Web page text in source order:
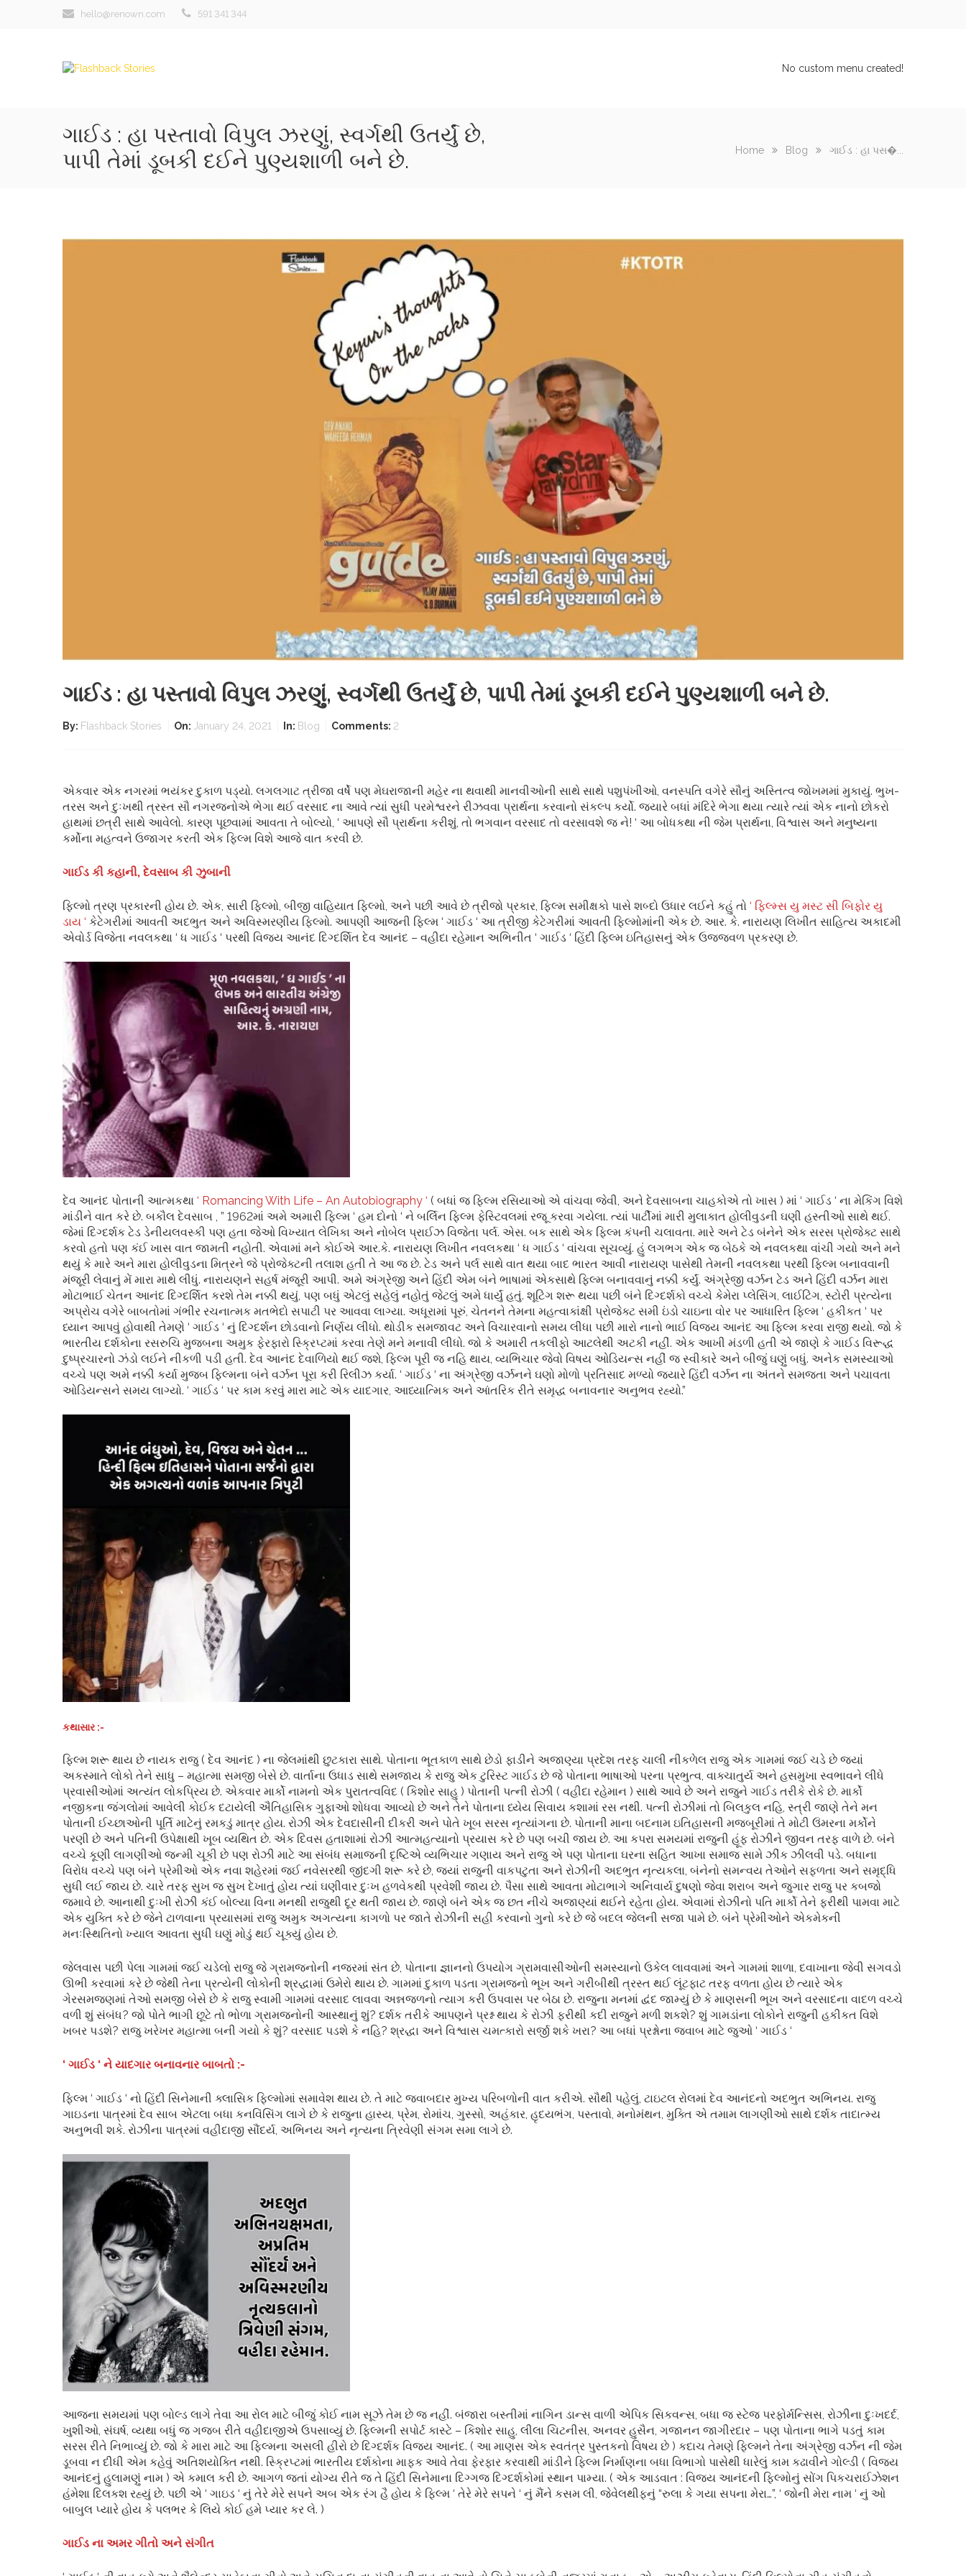
hello@renown.com 591 341 344
No custom menu created!
ગાઈડ : હા પસ્તાવો વિપુલ ઝરણું, સ્વર્ગથી ઉતર્યું છે,
પાપી તેમાં ડૂબકી દઈને પુણ્યશાળી બને છે.
Home Blog ગાઈડ : હા પસ�...
ગાઈડ : હા પસ્તાવો વિપુલ ઝરણું, સ્વર્ગથી ઉતર્યું છે, પાપી તેમાં ડૂબકી દઈને પુણ્યશાળી બને છે.
By: Flashback Stories On: January 24, 2021 In: Blog Comments: 2
એકવાર એક નગરમાં ભયંકર દુકાળ પડ્યો. લગલગાટ ત્રીજા વર્ષે પણ મેઘરાજાની મહેર ના થવાથી માનવીઓની સાથે સાથે પશુપંખીઓ, વનસ્પતિ વગેરે સૌનું અસ્તિત્વ જોખમમાં મુકાયું. ભુખ-
તરસ અને દુઃખથી ત્રસ્ત સૌ નગરજનોએ ભેગા થઈ વરસાદ ના આવે ત્યાં સુધી પરમેશ્વરને રીઝવવા પ્રાર્થના કરવાનો સંકલ્પ કર્યો. જ્યારે બધાં મંદિરે ભેગા થયા ત્યારે ત્યાં એક નાનો છોકરો
હાથમાં છત્રી સાથે આવેલો. કારણ પૂછવામાં આવતા તે બોલ્યો, ‘ આપણે સૌ પ્રાર્થના કરીશું, તો ભગવાન વરસાદ તો વરસાવશે જ ને! ‘ આ બોધકથા ની જેમ પ્રાર્થના, વિશ્વાસ અને મનુષ્યના
કર્મોના મહત્વને ઉજાગર કરતી એક ફિલ્મ વિશે આજે વાત કરવી છે.
ગાઈડ કી કહાની, દેવસાબ કી ઝુબાની
ફિલ્મો ત્રણ પ્રકારની હોય છે. એક, સારી ફિલ્મો, બીજી વાહિયાત ફિલ્મો, અને પછી આવે છે ત્રીજો પ્રકાર, ફિલ્મ સમીક્ષકો પાસે શબ્દો ઉધાર લઈને કહું તો ‘ ફિલ્મ્સ યુ મસ્ટ સી બિફોર યુ
ડાય ‘ કેટેગરીમાં આવતી અદભુત અને અવિસ્મરણીય ફિલ્મો. આપણી આજની ફિલ્મ ‘ ગાઈડ ‘ આ ત્રીજી કેટેગરીમાં આવતી ફિલ્મોમાંની એક છે. આર. કે. નારાયણ લિખીત સાહિત્ય અકાદમી
એવોર્ડ વિજેતા નવલકથા ‘ ધ ગાઈડ ‘ પરથી વિજય આનંદ દિગ્દર્શિત દેવ આનંદ – વહીદા રહેમાન અભિનીત ‘ ગાઈડ ‘ હિંદી ફિલ્મ ઇતિહાસનું એક ઉજ્જવળ પ્રકરણ છે.
દેવ આનંદ પોતાની આત્મકથા ‘ Romancing With Life – An Autobiography ‘ ( બધાં જ ફિલ્મ રસિયાઓ એ વાંચવા જેવી, અને દેવસાબના ચાહકોએ તો ખાસ ) માં ‘ ગાઈડ ‘ ના મેકિંગ વિશે
માંડીને વાત કરે છે. બકૌલ દેવસાબ , ” 1962માં અમે અમારી ફિલ્મ ‘ હમ દોનો ‘ ને બર્લિન ફિલ્મ ફેસ્ટિવલમાં રજૂ કરવા ગયેલા. ત્યાં પાર્ટીમાં મારી મુલાકાત હોલીવુડની ઘણી હસ્તીઓ સાથે થઈ.
જેમાં દિગ્દર્શક ટેડ ડેનીયલવસ્કી પણ હતા જેઓ વિખ્યાત લેખિકા અને નોબેલ પ્રાઈઝ વિજેતા પર્લ. એસ. બક સાથે એક ફિલ્મ કંપની ચલાવતા. મારે અને ટેડ બંનેને એક સરસ પ્રોજેક્ટ સાથે
કરવો હતો પણ કંઈ ખાસ વાત જામતી નહોતી. એવામાં મને કોઈએ આર.કે. નારાયણ લિખીત નવલકથા ‘ ધ ગાઈડ ‘ વાંચવા સૂચવ્યું. હું લગભગ એક જ બેઠકે એ નવલકથા વાંચી ગયો અને મને
થયું કે મારે અને મારા હોલીવુડના મિત્રને જે પ્રોજેક્ટની તલાશ હતી તે આ જ છે. ટેડ અને પર્લ સાથે વાત થયા બાદ ભારત આવી નારાયણ પાસેથી તેમની નવલકથા પરથી ફિલ્મ બનાવવાની
મંજૂરી લેવાનું મેં મારા માથે લીધું. નારાયણને સહર્ષ મંજૂરી આપી. અમે અંગ્રેજી અને હિંદી એમ બંને ભાષામાં એકસાથે ફિલ્મ બનાવવાનું નક્કી કર્યું. અંગ્રેજી વર્ઝન ટેડ અને હિંદી વર્ઝન મારા
મોટાભાઈ ચેતન આનંદ દિગ્દર્શિત કરશે તેમ નક્કી થયું, પણ બધું એટલું સહેલું નહોતું જેટલું અમે ધાર્યું હતું. શૂટિંગ શરૂ થયા પછી બંને દિગ્દર્શકો વચ્ચે કેમેરા પ્લેસિંગ, લાઈટિંગ, સ્ટોરી પ્રત્યેના
અપ્રોચ વગેરે બાબતોમાં ગંભીર રચનાત્મક મતભેદો સપાટી પર આવવા લાગ્યા. અધૂરામાં પૂરું, ચેતનને તેમના મહત્વાકાંક્ષી પ્રોજેક્ટ સમી ઇંડો ચાઇના વોર પર આધારિત ફિલ્મ ‘ હકીકત ‘ પર
ધ્યાન આપવું હોવાથી તેમણે ‘ ગાઈડ ‘ નું દિગ્દર્શન છોડવાનો નિર્ણય લીધો. થોડીક સમજાવટ અને વિચારવાનો સમય લીધા પછી મારો નાનો ભાઈ વિજય આનંદ આ ફિલ્મ કરવા રાજી થયો. જો કે
ભારતીય દર્શકોના રસરુચિ મુજબના અમુક ફેરફારો સ્ક્રિપ્ટમાં કરવા તેણે મને મનાવી લીધો. જો કે અમારી તકલીફો આટલેથી અટકી નહીં. એક આખી મંડળી હતી એ જાણે કે ગાઈડ વિરૂદ્ધ
દુષ્પ્રચારનો ઝંડો લઈને નીકળી પડી હતી. દેવ આનંદ દેવાળિયો થઈ જશે, ફિલ્મ પૂરી જ નહિ થાય, વ્યભિચાર જેવો વિષય ઓડિયન્સ નહીં જ સ્વીકારે અને બીજું ઘણું બધું. અનેક સમસ્યાઓ
વચ્ચે પણ અમે નક્કી કર્યા મુજબ ફિલ્મના બંને વર્ઝન પૂરા કરી રિલીઝ કર્યા. ‘ ગાઈડ ‘ ના અંગ્રેજી વર્ઝનને ઘણો મોળો પ્રતિસાદ મળ્યો જ્યારે હિંદી વર્ઝન ના અંતને સમજતા અને પચાવતા
ઓડિયન્સને સમય લાગ્યો. ‘ ગાઈડ ‘ પર કામ કરવું મારા માટે એક યાદગાર, આધ્યાત્મિક અને આંતરિક રીતે સમૃદ્ધ બનાવનાર અનુભવ રહ્યો.”
કથાસાર :-
ફિલ્મ શરૂ થાય છે નાયક રાજુ ( દેવ આનંદ ) ના જેલમાંથી છુટકારા સાથે. પોતાના ભૂતકાળ સાથે છેડો ફાડીને અજાણ્યા પ્રદેશ તરફ ચાલી નીકળેલ રાજુ એક ગામમાં જઈ ચડે છે જ્યાં
અકસ્માતે લોકો તેને સાધુ – મહાત્મા સમજી બેસે છે. વાર્તાના ઉધાડ સાથે સમજાય કે રાજુ એક ટુરિસ્ટ ગાઈડ છે જે પોતાના ભાષાઓ પરના પ્રભુત્વ, વાક્ચાતુર્ય અને હસમુખા સ્વભાવને લીધે
પ્રવાસીઓમાં અત્યંત લોકપ્રિય છે. એકવાર માર્કો નામનો એક પુરાતત્વવિદ ( કિશોર સાહુ ) પોતાની પત્ની રોઝી ( વહીદા રહેમાન ) સાથે આવે છે અને રાજુને ગાઈડ તરીકે રોકે છે. માર્કો
નજીકના જંગલોમાં આવેલી કોઈક દટાયેલી ઐતિહાસિક ગુફાઓ શોધવા આવ્યો છે અને તેને પોતાના ધ્યેય સિવાય કશામાં રસ નથી. પત્ની રોઝીમાં તો બિલકુલ નહિ, સ્ત્રી જાણે તેને મન
પોતાની ઈચ્છાઓની પૂર્તિ માટેનું રમકડું માત્ર હોય. રોઝી એક દેવદાસીની દીકરી અને પોતે ખૂબ સરસ નૃત્યાંગના છે. પોતાની માના બદનામ ઇતિહાસની મજબૂરીમાં તે મોટી ઉંમરના મર્કોને
પરણી છે અને પતિની ઉપેક્ષાથી ખૂબ વ્યથિત છે. એક દિવસ હતાશામાં રોઝી આત્મહત્યાનો પ્રયાસ કરે છે પણ બચી જાય છે. આ કપરા સમયમાં રાજુની હૂંફ રોઝીને જીવન તરફ વાળે છે. બંને
વચ્ચે કૂણી લાગણીઓ જન્મી ચૂકી છે પણ રોઝી માટે આ સંબંધ સમાજની દૃષ્ટિએ વ્યભિચાર ગણાય અને રાજુ એ પણ પોતાના ઘરના સહિત આખા સમાજ સામે ઝીંક ઝીલવી પડે. બધાના
વિરોધ વચ્ચે પણ બંને પ્રેમીઓ એક નવા શહેરમાં જઈ નવેસરથી જીંદગી શરૂ કરે છે, જ્યાં રાજુની વાકપટુતા અને રોઝીની અદભુત નૃત્યકલા, બંનેનો સમન્વય તેઓને સફળતા અને સમૃદ્ધિ
સુધી લઈ જાય છે. ચારે તરફ સુખ જ સુખ દેખાતું હોય ત્યાં ઘણીવાર દુઃખ હળવેકથી પ્રવેશી જાય છે. પૈસા સાથે આવતા મોટાભાગે અનિવાર્ય દુષણો જેવા શરાબ અને જુગાર રાજુ પર કબજો
જમાવે છે. આનાથી દુઃખી રોઝી કંઈ બોલ્યા વિના મનથી રાજુથી દૂર થતી જાય છે. જાણે બંને એક જ છત નીચે અજાણ્યાં થઈને રહેતા હોય. એવામાં રોઝીનો પતિ માર્કો તેને ફરીથી પામવા માટે
એક યુક્તિ કરે છે જેને ટાળવાના પ્રયાસમાં રાજુ અમુક અગત્યના કાગળો પર જાતે રોઝીની સહી કરવાનો ગુનો કરે છે જે બદલ જેલની સજા પામે છે. બંને પ્રેમીઓને એકમેકની
મનઃસ્થિતિનો ખ્યાલ આવતા સુધી ઘણું મોડું થઈ ચૂક્યું હોય છે.
જેલવાસ પછી પેલા ગામમાં જઈ ચડેલો રાજુ જે ગ્રામજનોની નજરમાં સંત છે, પોતાના જ્ઞાનનો ઉપયોગ ગ્રામવાસીઓની સમસ્યાનો ઉકેલ લાવવામાં અને ગામમાં શાળા, દવાખાના જેવી સગવડો
ઊભી કરવામાં કરે છે જેથી તેના પ્રત્યેની લોકોની શ્રદ્ધામાં ઉમેરો થાય છે. ગામમાં દુકાળ પડતા ગ્રામજનો ભૂખ અને ગરીબીથી ત્રસ્ત થઈ લૂંટફાટ તરફ વળતા હોય છે ત્યારે એક
ગેરસમજણમાં તેઓ સમજી બેસે છે કે રાજુ સ્વામી ગામમાં વરસાદ લાવવા અન્નજળનો ત્યાગ કરી ઉપવાસ પર બેઠા છે. રાજુના મનમાં દ્વંદ જામ્યું છે કે માણસની ભૂખ અને વરસાદના વાદળ વચ્ચે
વળી શું સંબંધ? જો પોતે ભાગી છૂટે તો ભોળા ગ્રામજનોની આસ્થાનું શું? દર્શક તરીકે આપણને પ્રશ્ન થાય કે રોઝી ફરીથી કદી રાજુને મળી શકશે? શું ગામડાંના લોકોને રાજુની હકીકત વિશે
ખબર પડશે? રાજુ ખરેખર મહાત્મા બની ગયો કે શું? વરસાદ પડશે કે નહિ? શ્રદ્ધા અને વિશ્વાસ ચમત્કારો સર્જી શકે ખરા? આ બધાં પ્રશ્નોના જવાબ માટે જુઓ ‘ ગાઈડ ‘
‘ ગાઈડ ‘ ને યાદગાર બનાવનાર બાબતો :-
ફિલ્મ ‘ ગાઈડ ‘ નો હિંદી સિનેમાની ક્લાસિક ફિલ્મોમાં સમાવેશ થાય છે. તે માટે જવાબદાર મુખ્ય પરિબળોની વાત કરીએ. સૌથી પહેલું, ટાઇટલ રોલમાં દેવ આનંદનો અદભુત અભિનય. રાજુ
ગાઇડના પાત્રમાં દેવ સાબ એટલા બધા કનવિંસિંગ લાગે છે કે રાજુના હાસ્ય, પ્રેમ, રોમાંચ, ગુસ્સો, અહંકાર, હૃદયભંગ, પસ્તાવો, મનોમંથન, મુક્તિ એ તમામ લાગણીઓ સાથે દર્શક તાદાત્મ્ય
અનુભવી શકે. રોઝીના પાત્રમાં વહીદાજી સૌંદર્ય, અભિનય અને નૃત્યના ત્રિવેણી સંગમ સમા લાગે છે.
આજના સમયમાં પણ બોલ્ડ લાગે તેવા આ રોલ માટે બીજું કોઈ નામ સૂઝે તેમ છે જ નહીં. બંજારા બસ્તીમાં નાગિન ડાન્સ વાળી એપિક સિકવન્સ, બધા જ સ્ટેજ પરફોર્મન્સિસ, રોઝીના દુઃખદર્દ,
ખુશીઓ, સંઘર્ષ, વ્યથા બધું જ ગજબ રીતે વહીદાજીએ ઉપસાવ્યું છે. ફિલ્મની સપોર્ટ કાસ્ટે – કિશોર સાહુ, લીલા ચિટનીસ, અનવર હુસૈન, ગજાનન જાગીરદાર – પણ પોતાના ભાગે પડતું કામ
સરસ રીતે નિભાવ્યું છે. જો કે મારા માટે આ ફિલ્મના અસલી હીરો છે દિગ્દર્શક વિજય આનંદ. ( આ માણસ એક સ્વતંત્ર પુસ્તકનો વિષય છે ) કદાચ તેમણે ફિલ્મને તેના અંગ્રેજી વર્ઝન ની જેમ
ડૂબવા ન દીધી એમ કહેવું અતિશયોક્તિ નથી. સ્ક્રિપ્ટમાં ભારતીય દર્શકોના માફક આવે તેવા ફેરફાર કરવાથી માંડીને ફિલ્મ નિર્માણના બધા વિભાગો પાસેથી ધારેલું કામ કઢાવીને ગોલ્ડી ( વિજય
આનંદનું હુલામણું નામ ) એ કમાલ કરી છે. આગળ જતાં યોગ્ય રીતે જ તે હિંદી સિનેમાના દિગ્ગજ દિગ્દર્શકોમાં સ્થાન પામ્યા. ( એક આડવાત : વિજય આનંદની ફિલ્મોનું સોંગ પિકચરાઈઝેશન
હંમેશા દિલકશ રહ્યું છે. પછી એ ‘ ગાઇડ ‘ નું તેરે મેરે સપને અબ એક રંગ હૈ હોય કે ફિલ્મ ‘ તેરે મેરે સપને ‘ નું મૈંને કસમ લી, જેવેલથીફનું “રુલા કે ગયા સપના મેરા…”, ‘ જોની મેરા નામ ‘ નું ઓ
બાબુલ પ્યારે હોય કે પલભર કે લિયે કોઈ હમે પ્યાર કર લે. )
ગાઈડ ના અમર ગીતો અને સંગીત